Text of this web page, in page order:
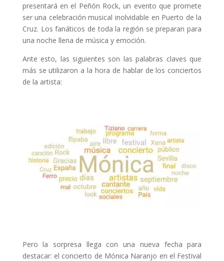
presentará en el Peñón Rock, un evento que promete
ser una celebración musical inolvidable en Puerto de la
Cruz. Los fanáticos de toda la región se preparan para
una noche llena de música y emoción.
Ante esto, las siguientes son las palabras claves que
más se utilizaron a la hora de hablar de los conciertos
de la artista:
Pero la sorpresa llega con una nueva fecha para
destacar: el concierto de Mónica Naranjo en el Festival